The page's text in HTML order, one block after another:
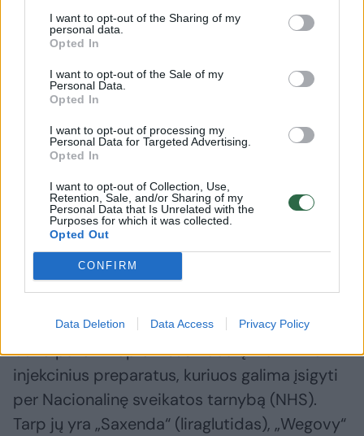
I want to opt-out of the Sharing of my
personal data.
Opted In
I want to opt-out of the Sale of my
Personal Data.
Opted In
I want to opt-out of processing my
Personal Data for Targeted Advertising.
Opted In
I want to opt-out of Collection, Use,
Retention, Sale, and/or Sharing of my
Personal Data that Is Unrelated with the
Purposes for which it was collected.
Opted Out
CONFIRM
Data Deletion Data Access Privacy Policy
Daugiau nuotraukų (1)
Be to, Jungtinėje Karalystėje pacientai,
apie 158 000 pranešimų apie nesunkius
šalutinius poveikius.
Remiantis JK Vaistų ir sveikatos priežiūros
paskelbtais duomenimis, šie pranešimai
buvo pateikti apie visus riebalų mažinimo
injekcinius preparatus, kuriuos galima įsigyti
per Nacionalinę sveikatos tarnybą (NHS).
Tarp jų yra „Saxenda“ (liraglutidas), „Wegovy“